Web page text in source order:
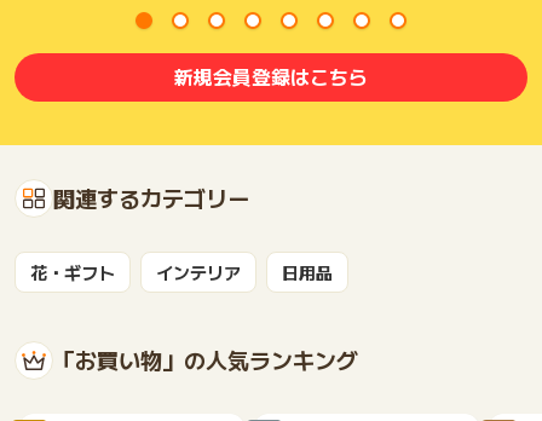
新規会員登録はこちら
関連するカテゴリー
花・ギフト インテリア 日用品
「お買い物」の人気ランキング